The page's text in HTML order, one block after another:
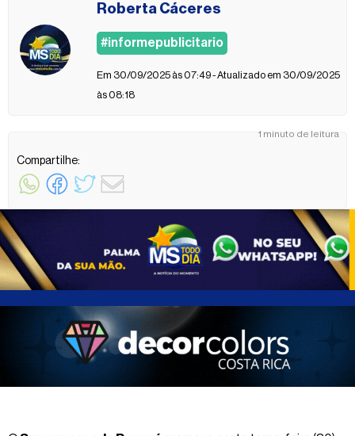
1 minuto de leitura
Roberta Cáceres
#informepublicitario
Em 30/09/2025 às 07:49 - Atualizado em 30/09/2025
às 08:18
Compartilhe: